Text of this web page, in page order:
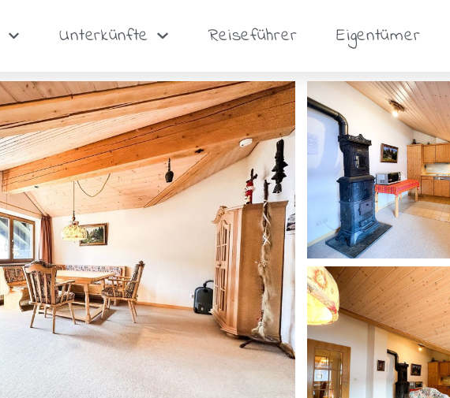
Unterkünfte Reiseführer Eigentümer